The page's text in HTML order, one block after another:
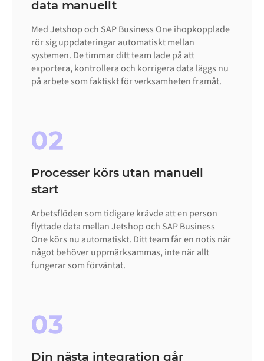
data manuellt
Med Jetshop och SAP Business One ihopkopplade
rör sig uppdateringar automatiskt mellan
systemen. De timmar ditt team lade på att
exportera, kontrollera och korrigera data läggs nu
på arbete som faktiskt för verksamheten framåt.
02
Processer körs utan manuell
start
Arbetsflöden som tidigare krävde att en person
flyttade data mellan Jetshop och SAP Business
One körs nu automatiskt. Ditt team får en notis när
något behöver uppmärksammas, inte när allt
fungerar som förväntat.
03
Din nästa integration går